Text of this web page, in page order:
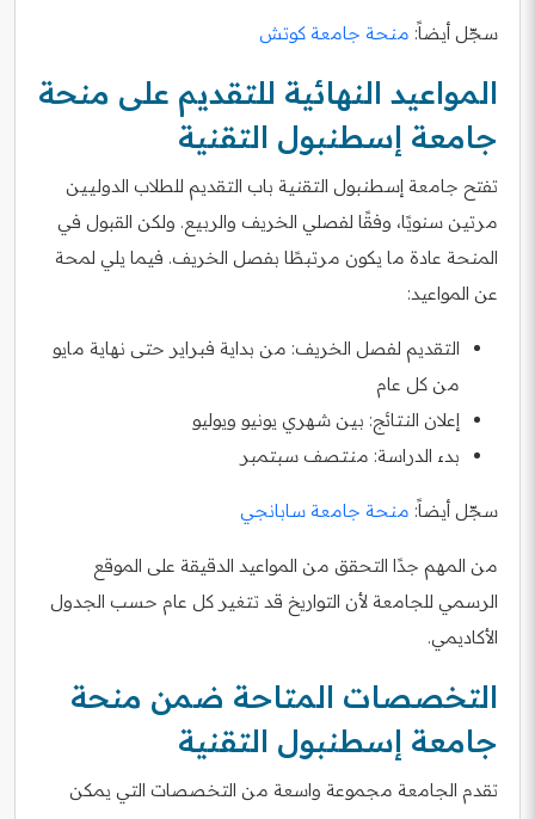
سجّل أيضاً: منحة جامعة كوتش
المواعيد النهائية للتقديم على منحة
جامعة إسطنبول التقنية
تفتح جامعة إسطنبول التقنية باب التقديم للطلاب الدوليين
مرتين سنويًا، وفقًا لفصلي الخريف والربيع. ولكن القبول في
المنحة عادة ما يكون مرتبطًا بفصل الخريف. فيما يلي لمحة
عن المواعيد:
التقديم لفصل الخريف: من بداية فبراير حتى نهاية مايو
من كل عام
إعلان النتائج: بين شهري يونيو ويوليو
بدء الدراسة: منتصف سبتمبر
سجّل أيضاً: منحة جامعة سابانجي
من المهم جدًا التحقق من المواعيد الدقيقة على الموقع
الرسمي للجامعة لأن التواريخ قد تتغير كل عام حسب الجدول
الأكاديمي.
التخصصات المتاحة ضمن منحة
جامعة إسطنبول التقنية
تقدم الجامعة مجموعة واسعة من التخصصات التي يمكن